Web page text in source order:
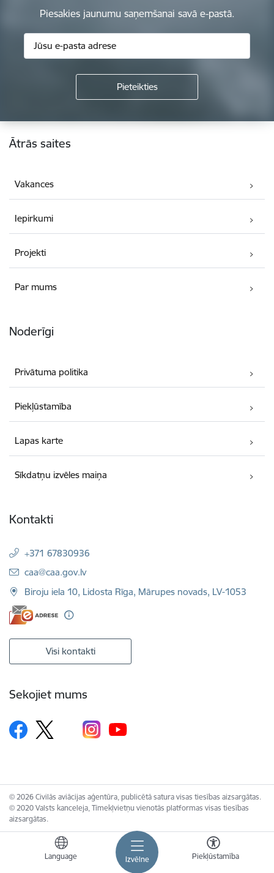
Izvēlne
Language Piekļūstamība
Piesakies jaunumu saņemšanai savā e-pastā.
Kājene
Ātrās saites
Vakances
Iepirkumi
Projekti
Par mums
Noderīgi
Privātuma politika
Piekļūstamība
Lapas karte
Sīkdatņu izvēles maiņa
Kontakti
+371 67830936
E-pasts:
caa@caa.gov.lv
Biroju iela 10, Lidosta Rīga, Mārupes novads, LV-1053
Visi kontakti
Sekojiet mums
© 2026 Civilās aviācijas aģentūra, publicētā satura visas tiesības aizsargātas.
© 2020 Valsts kanceleja, Tīmekļvietņu vienotās platformas visas tiesības
aizsargātas.